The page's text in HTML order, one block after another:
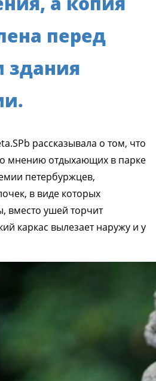
перед
здания
рассказывала о том, что
мнению отдыхающих в парке
петербуржцев,
в виде которых
вместо ушей торчит
каркас вылезает наружу и у